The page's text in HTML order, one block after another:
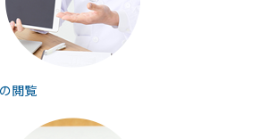
閲覧